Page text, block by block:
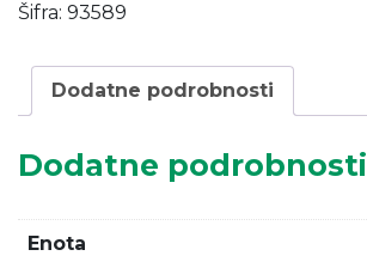
60m.+
sponk
Šifra: 93589
Dodatne podrobnosti
Dodatne podrobnosti
Enota